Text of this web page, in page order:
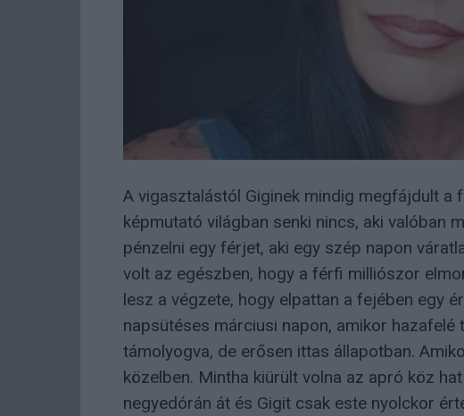
A vigasztalástól Giginek mindig megfájdult a
képmutató világban senki nincs, aki valóban
pénzelni egy férjet, aki egy szép napon
volt az egészben, hogy a férfi milliószor
lesz a végzete, hogy elpattan a fejében egy
napsütéses márciusi napon, amikor
támolyogva, de erősen ittas állapotban.
közelben. Mintha kiürült volna az apró köz
negyedórán át és Gigit csak este nyolckor